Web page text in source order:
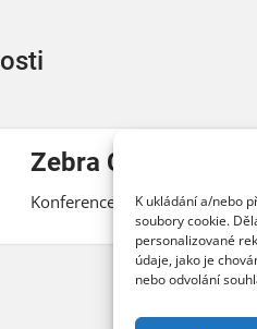
K ukládání a/nebo
soubory cookie.
personalizované
údaje, jako je
nebo odvolání
Zebra Cyber
Konference ZEBRA